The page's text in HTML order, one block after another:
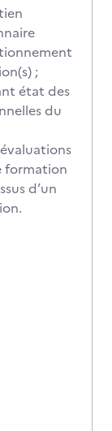
;
état des
du
formation
d’un